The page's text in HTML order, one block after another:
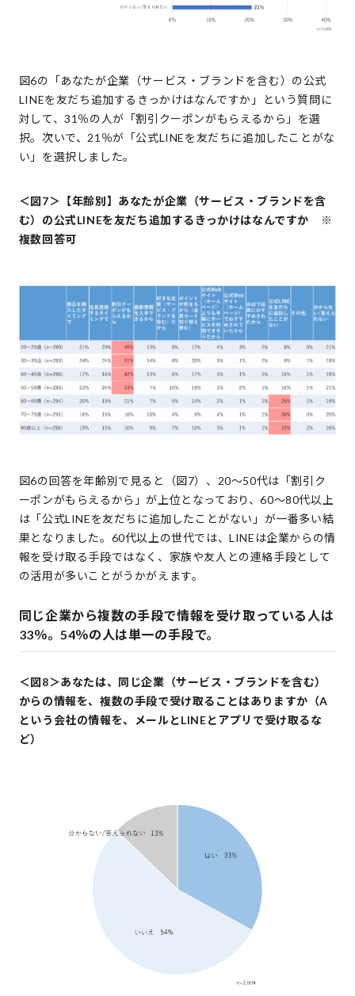
図6の「あなたが企業（サービス・ブランドを含む）の公式
LINEを友だち追加するきっかけはなんですか」という質問に
対して、31％の人が「割引クーポンがもらえるから」を選
択。次いで、21％が「公式LINEを友だちに追加したことがな
い」を選択しました。
＜図7＞【年齢別】あなたが企業（サービス・ブランドを含
む）の公式LINEを友だち追加するきっかけはなんですか ※
複数回答可
図6の回答を年齢別で見ると（図7）、20～50代は「割引ク
ーポンがもらえるから」が上位となっており、60～80代以上
は「公式LINEを友だちに追加したことがない」が一番多い結
果となりました。60代以上の世代では、LINEは企業からの情
報を受け取る手段ではなく、家族や友人との連絡手段として
の活用が多いことがうかがえます。
同じ企業から複数の手段で情報を受け取っている人は
33％。54％の人は単一の手段で。
＜図8＞あなたは、同じ企業（サービス・ブランドを含む）
からの情報を、複数の手段で受け取ることはありますか（A
という会社の情報を、メールとLINEとアプリで受け取るな
ど）